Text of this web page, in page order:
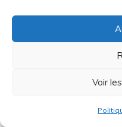
Voir
contraintes
réglages spécifiques
De plus, l’outil permet